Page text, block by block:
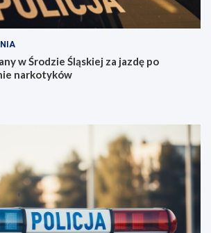
w Środzie Śląskiej za jazdę po
narkotyków